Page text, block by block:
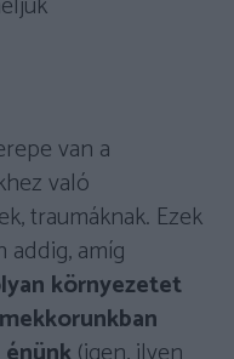
van a
való
traumáknak. Ezek
addig, amíg
környezetet